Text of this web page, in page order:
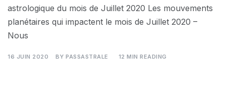
astrologique du mois de Juillet 2020 Les mouvements
planétaires qui impactent le mois de Juillet 2020 –
Nous
16 JUIN 2020 BY PASSASTRALE 12 MIN READING